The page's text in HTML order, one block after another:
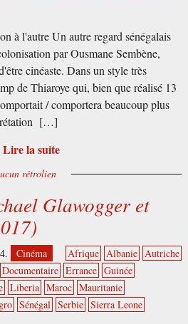
à l'autre Un autre regard sénégalais
par Ousmane Sembène,
cinéaste. Dans un style très
de Thiaroye qui, bien que réalisé 13
/ comportera beaucoup plus
[…]
Lire la suite
rétrolien
Glawogger et
Cinéma Afrique Albanie Autriche
Documentaire Errance Guinée
Liberia Maroc Mauritanie
Sénégal Serbie Sierra Leone